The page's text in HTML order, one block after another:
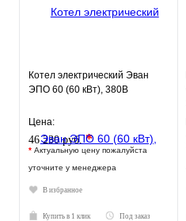
Котел электрический Эван
ЭПО 60 (60 кВт), 380В
Цена:
46 230 руб.*
* Актуальную цену пожалуйста
уточните у менеджера
В избранное
Купить в 1 клик Под заказ